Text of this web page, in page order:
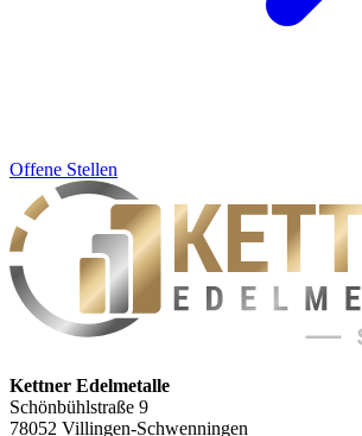
Offene Stellen
Kettner Edelmetalle
Schönbühlstraße 9
78052 Villingen-Schwenningen